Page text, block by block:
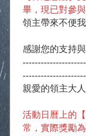
畢，現已對參
領主帶來不便
感謝您的支持
親愛的領主大人
活動日曆上的
常，實際獎勵